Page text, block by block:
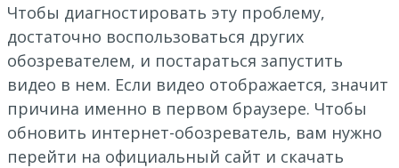
Чтобы диагностировать эту проблему,
достаточно воспользоваться других
обозревателем, и постараться запустить
видео в нем. Если видео отображается, значит
причина именно в первом браузере. Чтобы
обновить интернет-обозреватель, вам нужно
перейти на официальный сайт и скачать